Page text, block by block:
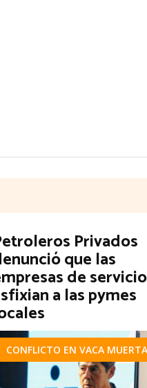
Privados
que las
de
a las pymes
CONFLICTO EN VACA MUERTA